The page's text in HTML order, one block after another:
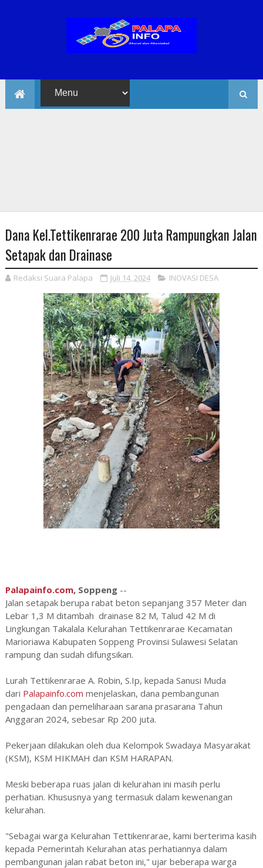
Dana Kel.Tettikenrarae 200 Juta Rampungkan Jalan
Setapak dan Drainase
Redaksi Suara Palapa Juli 14, 2024 INOVASI DESA
Palapainfo.com, Soppeng--
Jalan setapak berupa rabat beton sepanjang 357 Meter dan
Lebar 1,3 M ditambah drainase 82 M, Talud 42 M di
Lingkungan Takalala Kelurahan Tettikenrarae Kecamatan
Marioriawa Kabupaten Soppeng Provinsi Sulawesi Selatan
rampung dan sudah difungsikan.
Lurah Tettikenrarae A. Robin, S.Ip, kepada Sanusi Muda
dari Palapainfo.com menjelaskan, dana pembangunan
pengadaan dan pemeliharaan sarana prasarana Tahun
Anggaran 2024, sebesar Rp 200 juta.
Pekerjaan dilakukan oleh dua Kelompok Swadaya Masyarakat
(KSM), KSM HIKMAH dan KSM HARAPAN.
Meski beberapa ruas jalan di kelurahan ini masih perlu
perhatian. Khususnya yang termasuk dalam kewenangan
kelurahan.
"Sebagai warga Kelurahan Tettikenrarae, kami berterima kasih
kepada Pemerintah Kelurahan atas perhatiannya dalam
pembangunan jalan rabat beton ini," ujar beberapa warga